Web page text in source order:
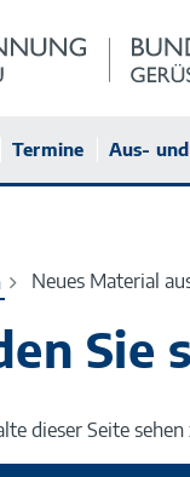
Termine Aus-
Neues Material
Sie
dieser Seite